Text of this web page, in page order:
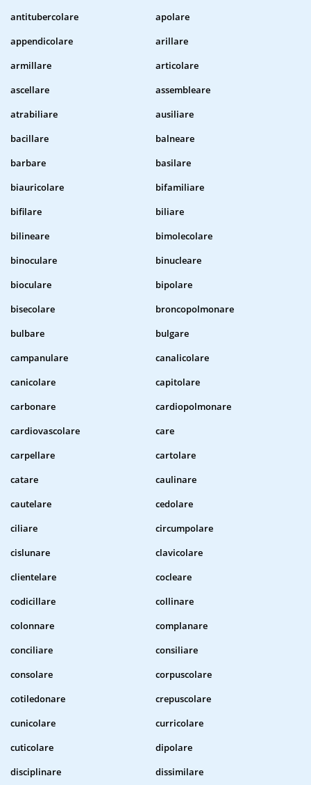
antitubercolare
apolare
appendicolare
arillare
armillare
articolare
ascellare
assembleare
atrabiliare
ausiliare
bacillare
balneare
barbare
basilare
biauricolare
bifamiliare
bifilare
biliare
bilineare
bimolecolare
binoculare
binucleare
bioculare
bipolare
bisecolare
broncopolmonare
bulbare
bulgare
campanulare
canalicolare
canicolare
capitolare
carbonare
cardiopolmonare
cardiovascolare
care
carpellare
cartolare
catare
caulinare
cautelare
cedolare
ciliare
circumpolare
cislunare
clavicolare
clientelare
cocleare
codicillare
collinare
colonnare
complanare
conciliare
consiliare
consolare
corpuscolare
cotiledonare
crepuscolare
cunicolare
curricolare
cuticolare
dipolare
disciplinare
dissimilare